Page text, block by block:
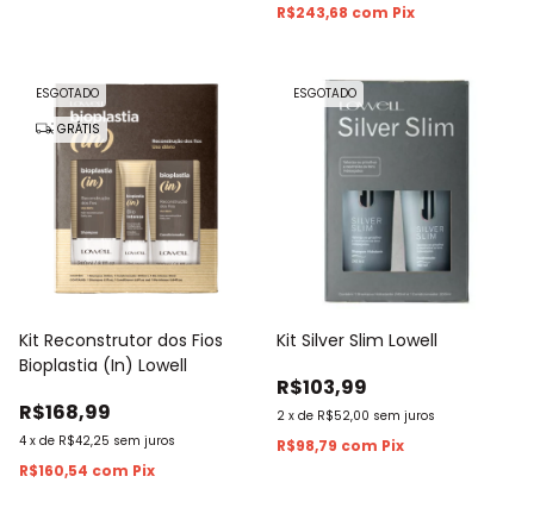
R$243,68 com Pix
ESGOTADO
GRÁTIS
Kit Reconstrutor dos Fios
Bioplastia (In) Lowell
R$168,99
4 x de R$42,25 sem juros
R$160,54 com Pix
ESGOTADO
Kit Silver Slim Lowell
R$103,99
2 x de R$52,00 sem juros
R$98,79 com Pix